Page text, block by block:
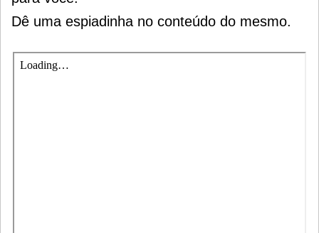
Dê uma espiadinha no conteúdo do mesmo.